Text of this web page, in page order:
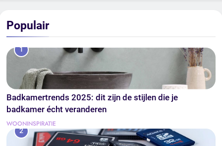
Populair
1
Badkamertrends 2025: dit zijn de stijlen die je
badkamer écht veranderen
WOONINSPIRATIE
2